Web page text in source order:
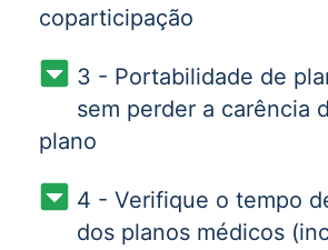
coparticipação
3 - Portabilidade de
sem perder a carência
plano
4 - Verifique o tempo
dos planos médicos